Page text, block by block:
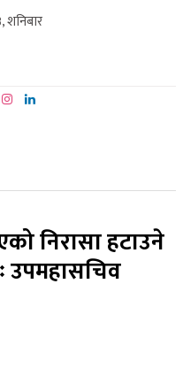
शनिबार
निरासा हटाउने